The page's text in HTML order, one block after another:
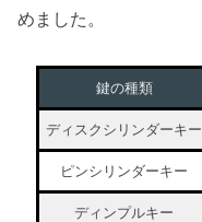
めました。
鍵の種類
ディスクシリンダーキー
ピンシリンダーキー
ディンプルキー